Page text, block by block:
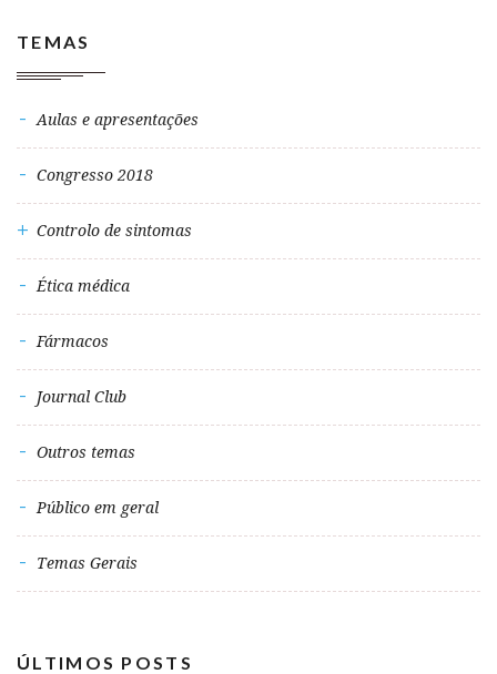
TEMAS
Aulas e apresentações
Congresso 2018
Controlo de sintomas
Ética médica
Fármacos
Journal Club
Outros temas
Público em geral
Temas Gerais
ÚLTIMOS POSTS